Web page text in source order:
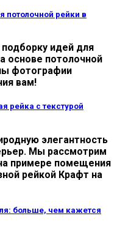
потолочной рейки в
идей для
основе потолочной
фотографии
вам!
рейка с текстурой
элегантность
Мы рассмотрим
примере помещения
рейкой Крафт на
больше, чем кажется